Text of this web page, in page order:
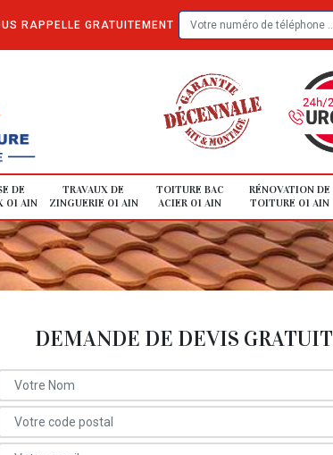
RAPPELLE GRATUITEMENT
DE
01 AIN
TRAVAUX DE
ZINGUERIE 01 AIN
TOITURE BAC
ACIER 01 AIN
RÉNOVATION DE
TOITURE 01 AIN
DEMANDE DE DEVIS GRATUIT